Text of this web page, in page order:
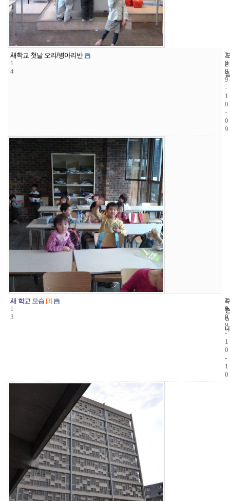
3
1
4
새학교 첫날 오리/병아리반
2
2
9
2
0
0
9
-
1
0
-
0
9
3
1
3
새 학교 모습 [3]
1
9
8
2
0
0
9
-
1
0
-
1
0